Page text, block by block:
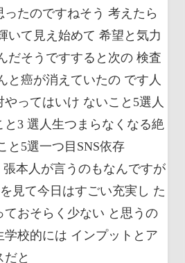
たのですねそう 考えたら
いて見え始めて 希望と気力
だそうですすると次の 検査
と癌が消えていたの です人
ってはいけ ないこと5選人
3 選人生つまらなくなる絶
と5選一つ目SNS依存
張本人が言うのもなんですが
見て今日はすごい充実し た
ておそらく少ない と思うの
校的には インプットとア
だと